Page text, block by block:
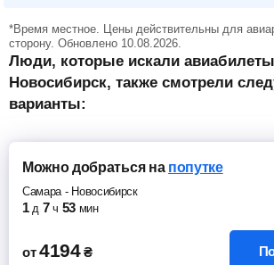
*Время местное. Цены действительны для
сторону. Обновлено 10.08.2026.
Люди, которые искали
Новосибирск, также смотрели
варианты:
Можно добратьсяна попутке
Самара - Новосибирск
1 д 7 ч 53 мин
от 4194 ₴